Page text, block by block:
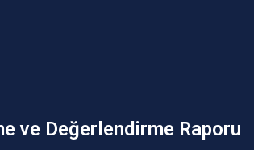
ve Değerlendirme Raporu